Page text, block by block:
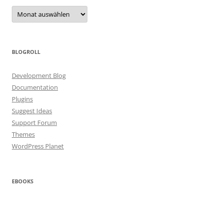
Archiv
BLOGROLL
Development Blog
Documentation
Plugins
Suggest Ideas
Support Forum
Themes
WordPress Planet
EBOOKS